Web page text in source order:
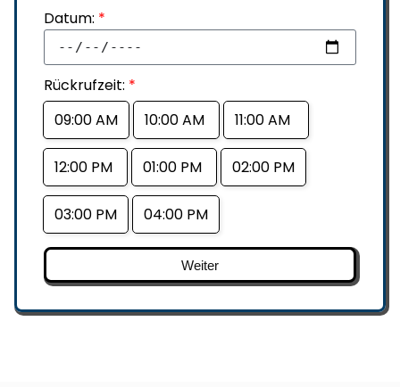
Datum: *
Rückrufzeit: *
09:00 AM
10:00 AM 11:00 AM
12:00 PM 01:00 PM 02:00 PM
03:00 PM 04:00 PM
Weiter